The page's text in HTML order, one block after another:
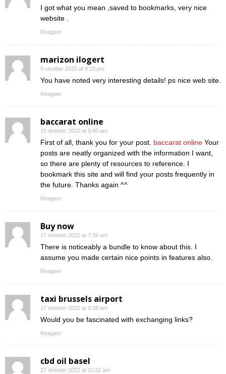
I got what you mean ,saved to bookmarks, very nice
website .
Reageer
marizon ilogert
9 oktober 2022 at 9:10 pm
You have noted very interesting details! ps nice web site.
Reageer
baccarat online
15 oktober 2022 at 5:40 am
First of all, thank you for your post. baccarat online Your
posts are neatly organized with the information I want,
so there are plenty of resources to reference. I
bookmark this site and will find your posts frequently in
the future. Thanks again ^^
Reageer
Buy now
17 oktober 2022 at 7:36 am
There is noticeably a bundle to know about this. I
assume you made certain nice points in features also.
Reageer
taxi brussels airport
17 oktober 2022 at 9:38 am
Would you be fascinated with exchanging links?
Reageer
cbd oil basel
27 oktober 2022 at 11:32 am